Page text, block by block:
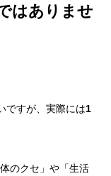
はありませ
ですが、実際には1
のクセ」や「生活